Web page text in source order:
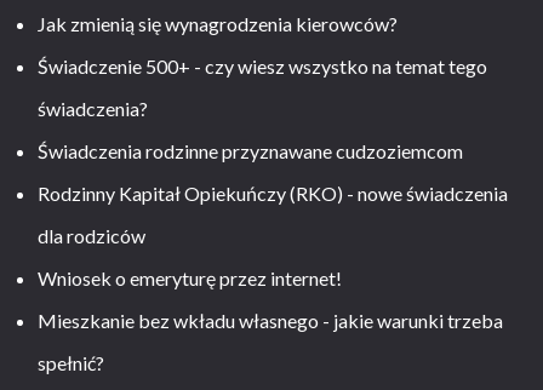
Jak zmienią się wynagrodzenia kierowców?
Świadczenie 500+ - czy wiesz wszystko na temat tego
świadczenia?
Świadczenia rodzinne przyznawane cudzoziemcom
Rodzinny Kapitał Opiekuńczy (RKO) - nowe świadczenia
dla rodziców
Wniosek o emeryturę przez internet!
Mieszkanie bez wkładu własnego - jakie warunki trzeba
spełnić?